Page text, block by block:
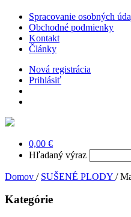
Spracovanie osobných
Obchodné podmienky
Kontakt
Články
Nová registrácia
Prihlásiť
0,00 €
Hľadaný výraz
Domov / SUŠENÉ PLODY /
Kategórie